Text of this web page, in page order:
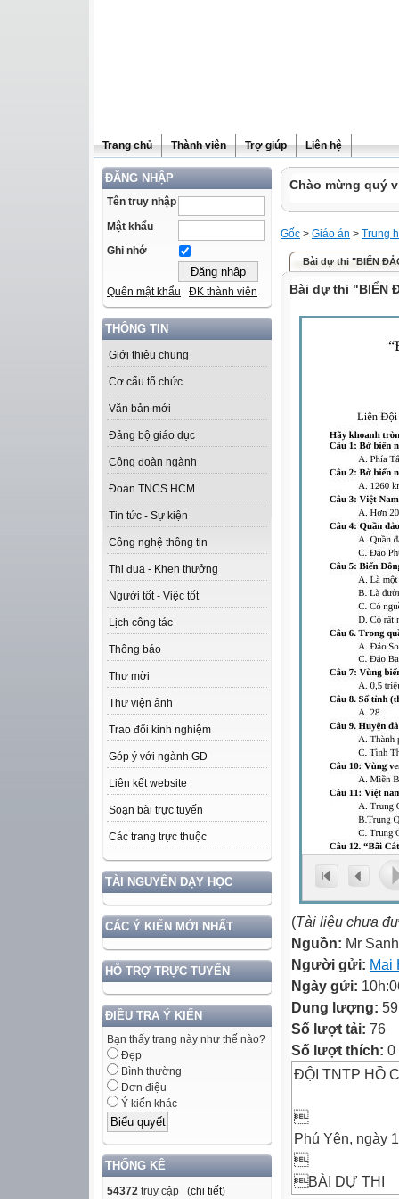
Trang chủ Thành viên Trợ giúp Liên hệ
ĐĂNG NHẬP
Tên truy nhập
Mật khẩu
Ghi nhớ
Quên mật khẩu ĐK thành viên
THÔNG TIN
Giới thiệu chung
Cơ cấu tổ chức
Văn bản mới
Đảng bộ giáo dục
Công đoàn ngành
Đoàn TNCS HCM
Tin tức - Sự kiện
Công nghệ thông tin
Thi đua - Khen thưởng
Người tốt - Việc tốt
Lịch công tác
Thông báo
Thư mời
Thư viện ảnh
Trao đổi kinh nghiệm
Góp ý với ngành GD
Liên kết website
Soạn bài trực tuyến
Các trang trực thuộc
TÀI NGUYÊN DẠY HỌC
CÁC Ý KIẾN MỚI NHẤT
HỖ TRỢ TRỰC TUYẾN
ĐIỀU TRA Ý KIẾN
Bạn thấy trang này như thế nào?
Đẹp
Bình thường
Đơn điệu
Ý kiến khác
THỐNG KÊ
54372 truy cập (chi tiết)
Chào mừng quý
Gốc > Giáo án > Trung
Bài dự thi "BIỂN
Bài dự thi "BIỂN
(Tài liệu chưa
Nguồn: Mr
Người gửi: Mai
Ngày gửi:
Dung lượng:
Số lượt tải: 76
Số lượt thích: 0
ĐỘI TNTP HỒ

Phú Yên, ngày

BÀI DỰ THI